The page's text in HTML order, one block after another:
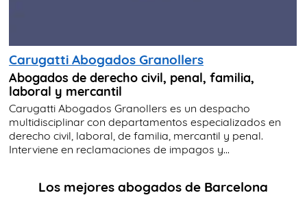
Carugatti Abogados Granollers
Abogados de derecho civil, penal, familia,
laboral y mercantil
Carugatti Abogados Granollers es un despacho
multidisciplinar con departamentos especializados en
derecho civil, laboral, de familia, mercantil y penal.
Interviene en reclamaciones de impagos y...
Los mejores abogados de Barcelona